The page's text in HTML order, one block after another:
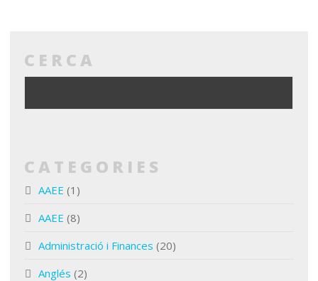
CERCA
CATEGORIES
AAEE (1)
AAEE (8)
Administració i Finances (20)
Anglés (2)